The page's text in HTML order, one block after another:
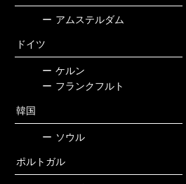
ー アムステルダム
ドイツ
ー ケルン
ー フランクフルト
韓国
ー ソウル
ポルトガル